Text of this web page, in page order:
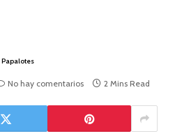
Papalotes
No hay comentarios 2 Mins Read